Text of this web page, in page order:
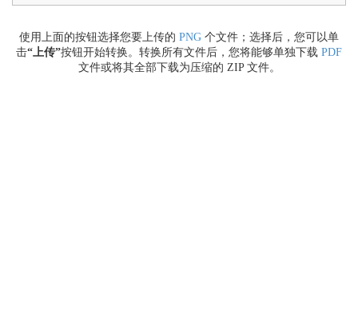
使用上面的按钮选择您要上传的 PNG 个文件；选择后，您可以单
击“上传”按钮开始转换。转换所有文件后，您将能够单独下载 PDF
文件或将其全部下载为压缩的 ZIP 文件。